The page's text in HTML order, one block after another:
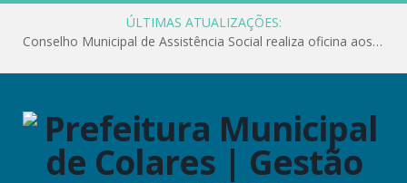
ÚLTIMAS ATUALIZAÇÕES:
Conselho Municipal de Assistência Social realiza oficina aos servidores